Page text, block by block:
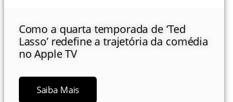
Como a quarta temporada de ‘Ted
Lasso’ redefine a trajetória da comédia
no Apple TV
Saiba Mais